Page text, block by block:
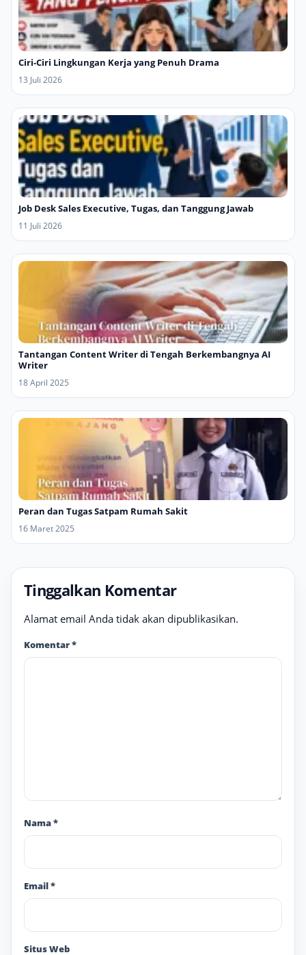
Ciri-Ciri Lingkungan Kerja yang Penuh Drama
13 Juli 2026
Job Desk Sales Executive, Tugas, dan Tanggung Jawab
11 Juli 2026
Tantangan Content Writer di Tengah Berkembangnya AI
Writer
18 April 2025
Peran dan Tugas Satpam Rumah Sakit
16 Maret 2025
Tinggalkan Komentar
Alamat email Anda tidak akan dipublikasikan.
Komentar*
Nama*
Email*
Situs Web